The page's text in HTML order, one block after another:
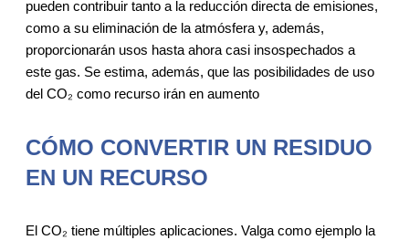
pueden contribuir tanto a la reducción directa de emisiones,
como a su eliminación de la atmósfera y, además,
proporcionarán usos hasta ahora casi insospechados a
este gas. Se estima, además, que las posibilidades de uso
del CO₂ como recurso irán en aumento
CÓMO CONVERTIR UN RESIDUO
EN UN RECURSO
El CO₂ tiene múltiples aplicaciones. Valga como ejemplo la